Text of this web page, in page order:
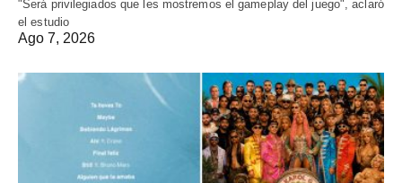
"Será privilegiados que les mostremos el gameplay del juego", aclaró
el estudio
Ago 7, 2026